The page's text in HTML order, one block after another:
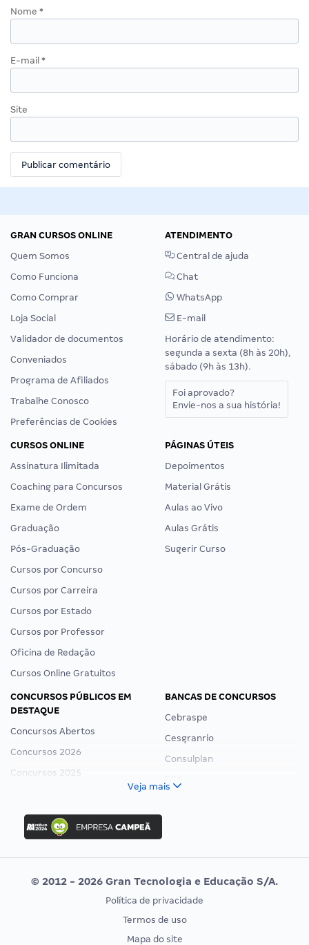
Nome *
E-mail *
Site
GRAN CURSOS ONLINE
Quem Somos
Como Funciona
Como Comprar
Loja Social
Validador de documentos
Conveniados
Programa de Afiliados
Trabalhe Conosco
Preferências de Cookies
ATENDIMENTO
Central de ajuda
Chat
WhatsApp
E-mail
Horário de atendimento:
segunda a sexta (8h às 20h),
sábado (9h às 13h).
Foi aprovado?
Envie-nos a sua história!
CURSOS ONLINE
Assinatura Ilimitada
Coaching para Concursos
Exame de Ordem
Graduação
Pós-Graduação
Cursos por Concurso
Cursos por Carreira
Cursos por Estado
Cursos por Professor
Oficina de Redação
Cursos Online Gratuitos
PÁGINAS ÚTEIS
Depoimentos
Material Grátis
Aulas ao Vivo
Aulas Grátis
Sugerir Curso
CONCURSOS PÚBLICOS EM
DESTAQUE
Concursos Abertos
Concursos 2026
Concursos 2025
Concurso Nacional Unificado
Concurso Ibama
Concurso MPU
Editais publicados
BANCAS DE CONCURSOS
Cebraspe
Cesgranrio
Consulplan
Vunesp
CONCURSOS POR PROFISSÃO
EXAME DE ORDEM
Veja mais
© 2012 - 2026 Gran Tecnologia e Educação S/A.
Política de privacidade
Termos de uso
Mapa do site